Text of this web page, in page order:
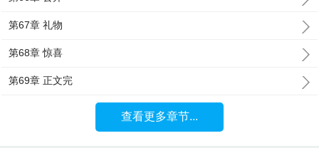
第67章 礼物
第68章 惊喜
第69章 正文完
查看更多章节...